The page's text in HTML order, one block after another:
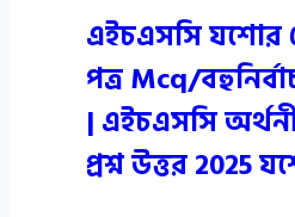
এইচএসসি যশোর
পত্র Mcq/
| এইচএসসি
প্রশ্ন উত্তর 2025